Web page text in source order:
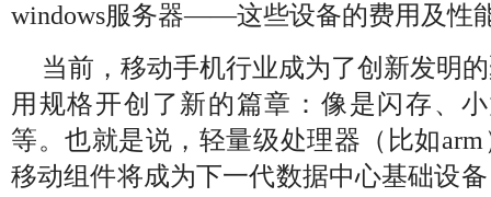
windows服务器——这些设备的费用及性
当前，移动手机行业成为了创新发明
用规格开创了新的篇章：像是闪存、
等。也就是说，轻量级处理器（比如
移动组件将成为下一代数据中心基础设